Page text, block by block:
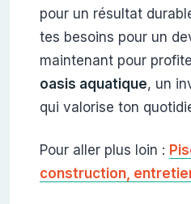
pour un résultat
tes besoins pour un
maintenant pour
oasis aquatique, un
qui valorise ton
Pour aller plus loin :
construction,